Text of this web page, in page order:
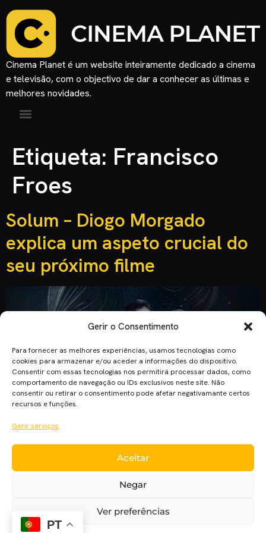
Gerir o Consentimento
Para fornecer as melhores experiências, usamos tecnologias como
cookies para armazenar e/ou aceder a informações do dispositivo.
Consentir com essas tecnologias nos permitirá processar dados, como
comportamento de navegação ou IDs exclusivos neste site. Não
consentir ou retirar o consentimento pode afetar negativamante certos
recursos e funções.
Gerir serviços
Aceitar
Negar
Ver preferências
Cinema Planet é um website inteiramente dedicado a cinema
e televisão, com o objectivo de dar a conhecer as últimas e
melhores novidades.
Etiqueta: Francisco
Froes
Solum – Diogo Morgado
explica um aspeto crucial do
seu próximo filme
Apresentado na Comic Con perante um auditório quase cheio,
Diogo Morgado respondeu a uma das questões mais
pertinentes do filme “Solum”. Numa ilha exótica, oito
apenas com o mínimo necessário para a sobrevivência. Ganha
o último a desistir. Mas cada concorrente tem os seus
PT